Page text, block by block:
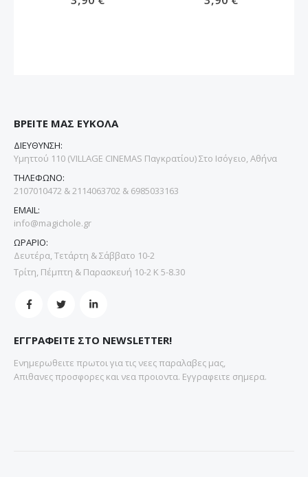
ΒΡΕΙΤΕ ΜΑΣ ΕΥΚΟΛΑ
ΔΙΕΥΘΥΝΣΗ:
Υμηττού 110 (VILLAGE CINEMAS Παγκρατίου) Στο Ισόγειο, Αθήνα
ΤΗΛΕΦΩΝΟ:
2107010472 & 2114063702 & 6985033163
EMAIL:
info@magichole.gr
ΩΡΑΡΙΟ:
Δευτέρα, Τετάρτη & Σάββατο 10-2
Τρίτη, Πέμπτη & Παρασκευή 10-2 Κ 5-8.30
ΕΓΓΡΑΦΕΙΤΕ ΣΤΟ NEWSLETTER!
Ενημερωθειτε πρωτοι για τις νεες παραλαβες μας,
Απιθανες προσφορες και νεα προιοντα. Εγγραφειτε σημερα.